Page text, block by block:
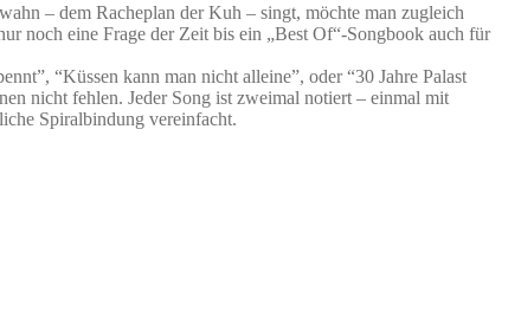
– dem Racheplan der Kuh – singt, möchte man zugleich
noch eine Frage der Zeit bis ein „Best Of“-Songbook auch für
“Küssen kann man nicht alleine”, oder “30 Jahre Palast
nicht fehlen. Jeder Song ist zweimal notiert – einmal mit
Spiralbindung vereinfacht.